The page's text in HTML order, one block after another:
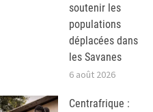
soutenir les
populations
déplacées dans
les Savanes
6 août 2026
Centrafrique :